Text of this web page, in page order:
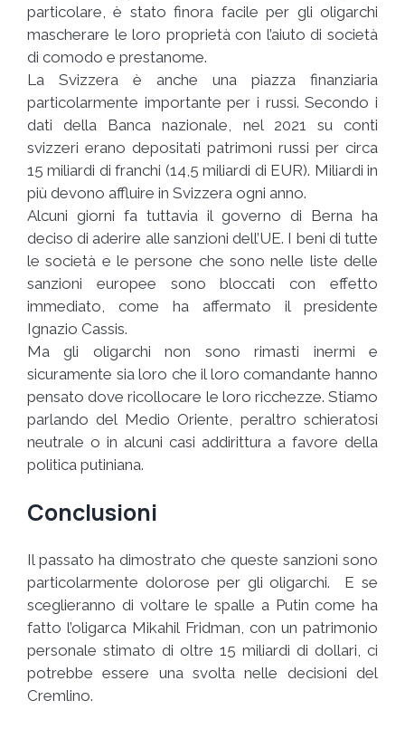
particolare, è stato finora facile per gli oligarchi
mascherare le loro proprietà con l’aiuto di società
di comodo e prestanome.
La Svizzera è anche una piazza finanziaria
particolarmente importante per i russi. Secondo i
dati della Banca nazionale, nel 2021 su conti
svizzeri erano depositati patrimoni russi per circa
15 miliardi di franchi (14,5 miliardi di EUR). Miliardi in
più devono affluire in Svizzera ogni anno.
Alcuni giorni fa tuttavia il governo di Berna ha
deciso di aderire alle sanzioni dell’UE. I beni di tutte
le società e le persone che sono nelle liste delle
sanzioni europee sono bloccati con effetto
immediato, come ha affermato il presidente
Ignazio Cassis.
Ma gli oligarchi non sono rimasti inermi e
sicuramente sia loro che il loro comandante hanno
pensato dove ricollocare le loro ricchezze. Stiamo
parlando del Medio Oriente, peraltro schieratosi
neutrale o in alcuni casi addirittura a favore della
politica putiniana.
Conclusioni
Il passato ha dimostrato che queste sanzioni sono
particolarmente dolorose per gli oligarchi. E se
sceglieranno di voltare le spalle a Putin come ha
fatto l’oligarca Mikahil Fridman, con un patrimonio
personale stimato di oltre 15 miliardi di dollari, ci
potrebbe essere una svolta nelle decisioni del
Cremlino.